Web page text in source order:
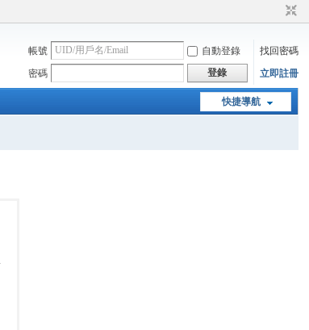
帳號 自動登錄
找回密碼
密碼
登錄 立即註冊
快捷導航